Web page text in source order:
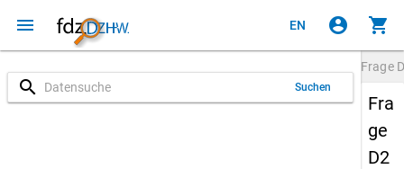
menu EN account_circle shopping_cart
search Suchen
Frage
Fra
ge
D2